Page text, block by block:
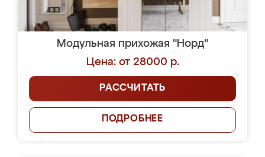
Модульная прихожая "Норд"
Цена: от 28000 р.
РАССЧИТАТЬ
ПОДРОБНЕЕ